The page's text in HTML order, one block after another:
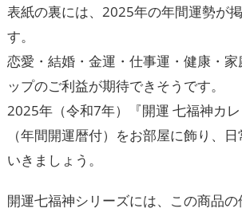
表紙の裏には、2025年の年間運勢が
す。
恋愛・結婚・金運・仕事運・健康・
ップのご利益が期待できそうです。
2025年（令和7年）『開運 七福神カ
（年間開運暦付）をお部屋に飾り、
いきましょう。
開運七福神シリーズには、この商品